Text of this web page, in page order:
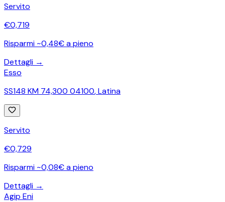
Servito
€0,719
Risparmi ~0,48€ a pieno
Dettagli →
Esso
SS148 KM 74,300 04100,Latina
Servito
€0,729
Risparmi ~0,08€ a pieno
Dettagli →
Agip Eni